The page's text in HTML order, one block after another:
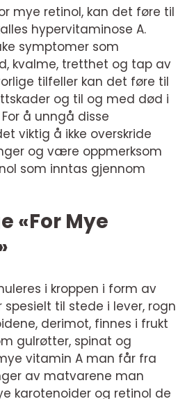
mye retinol, kan det føre til
hypervitaminose A.
symptomer som
kvalme, tretthet og tap av
tilfeller kan det føre til
og til og med død i
å unngå disse
viktig å ikke overskride
og være oppmerksom
som inntas gjennom
«For Mye
i kroppen i form av
til stede i lever, rogn
derimot, finnes i frukt
gulrøtter, spinat og
vitamin A man får fra
av matvarene man
karotenoider og retinol de